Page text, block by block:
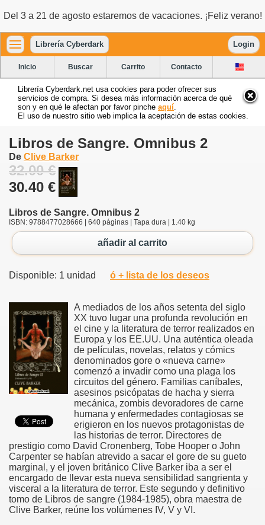
Del 3 a 21 de agosto estaremos de vacaciones. ¡Feliz verano!
Librería Cyberdark Login
Inicio Buscar Carrito Contacto
Librería Cyberdark.net usa cookies para poder ofrecer sus
servicios de compra. Si desea más información acerca de qué
son y en qué le afectan por favor pinche aquí
El uso de nuestro sitio web implica la aceptación de estas cookies.
Libros de Sangre. Omnibus 2
De Clive Barker
32.00 €
30.40 €
Libros de Sangre. Omnibus 2
ISBN: 9788477028666 | 640 páginas | Tapa dura | 1.40 kg
añadir al carrito
Disponible: 1 unidad ó + lista de los deseos
A mediados de los años setenta del siglo
XX tuvo lugar una profunda revolución en
el cine y la literatura de terror realizados en
Europa y los EE.UU. Una auténtica oleada
de películas, novelas, relatos y cómics
denominados gore o «nueva carne»
comenzó a invadir como una plaga los
circuitos del género. Familias caníbales,
asesinos psicópatas de hacha y sierra
mecánica, zombis devoradores de carne
humana y enfermedades contagiosas se
erigieron en los nuevos protagonistas de
las historias de terror. Directores de
prestigio como David Cronenberg, Tobe Hooper o John
Carpenter se habían atrevido a sacar el gore de su gueto
marginal, y el joven británico Clive Barker iba a ser el
encargado de llevar esta nueva sensibilidad sangrienta y
visceral a la literatura de terror. Este segundo y definitivo
tomo de Libros de sangre (1984-1985), obra maestra de
Clive Barker, reúne los volúmenes IV, V y VI.